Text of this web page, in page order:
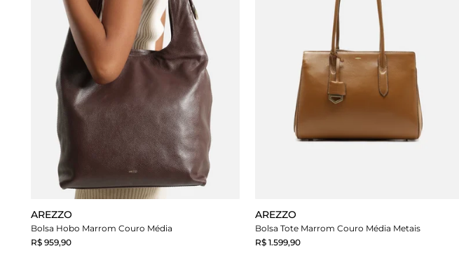
AREZZO
Bolsa Hobo Marrom Couro Média
R$ 959,90
AREZZO
Bolsa Tote Marrom Couro Média Metais
R$ 1.599,90